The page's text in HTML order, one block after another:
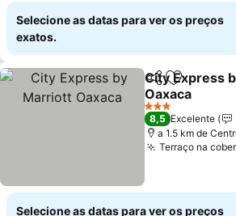
Selecione as datas para ver os preços
exatos.
PartilharAdicionar
City Express
Oaxaca
3 Estrelas
8,5 Excelente
a 1.5 km de
Terraço na
Selecione as datas para ver os preços